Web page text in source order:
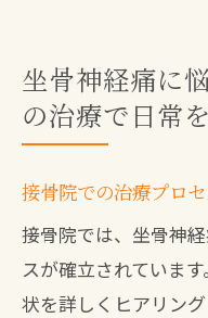
坐骨神経痛に
の治療で日常
接骨院での治療プロ
接骨院では、坐骨神
スが確立されていま
状を詳しくヒアリン